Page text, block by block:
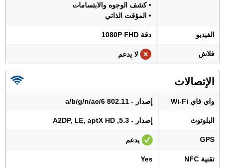
• كشف الوجوه والابتسامات
• المؤقت الذاتي
الفيديو دقة 1080P FHD
فلاش لا يدعم
الإتصالات
واي فاي Wi-Fi إصدار - 802.11 a/b/g/n/ac/6
البلوتوث إصدار - 5.3, A2DP, LE, aptX HD
GPS يدعم
تقنية NFC Yes